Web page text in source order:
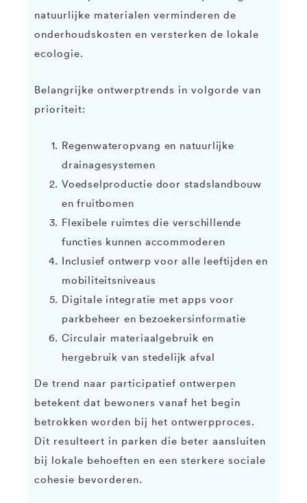
natuurlijke materialen verminderen de
onderhoudskosten en versterken de lokale
ecologie.
Belangrijke ontwerptrends in volgorde van
prioriteit:
Regenwateropvang en natuurlijke
drainagesystemen
Voedselproductie door stadslandbouw
en fruitbomen
Flexibele ruimtes die verschillende
functies kunnen accommoderen
Inclusief ontwerp voor alle leeftijden en
mobiliteitsniveaus
Digitale integratie met apps voor
parkbeheer en bezoekersinformatie
Circulair materiaalgebruik en
hergebruik van stedelijk afval
De trend naar participatief ontwerpen
betekent dat bewoners vanaf het begin
betrokken worden bij het ontwerpproces.
Dit resulteert in parken die beter aansluiten
bij lokale behoeften en een sterkere sociale
cohesie bevorderen.